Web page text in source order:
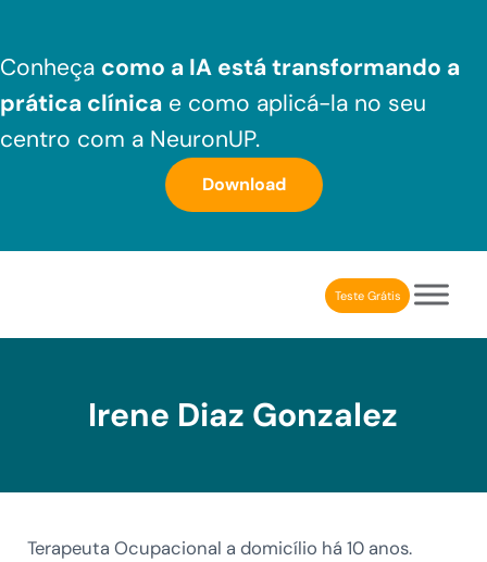
Conheça como a IA está transformando a
prática clínica e como aplicá-la no seu
centro com a NeuronUP.
Download
Aplicativo de estimulação cognitiva para profissionais
Teste Grátis
Irene Diaz Gonzalez
Terapeuta Ocupacional a domicílio há 10 anos.